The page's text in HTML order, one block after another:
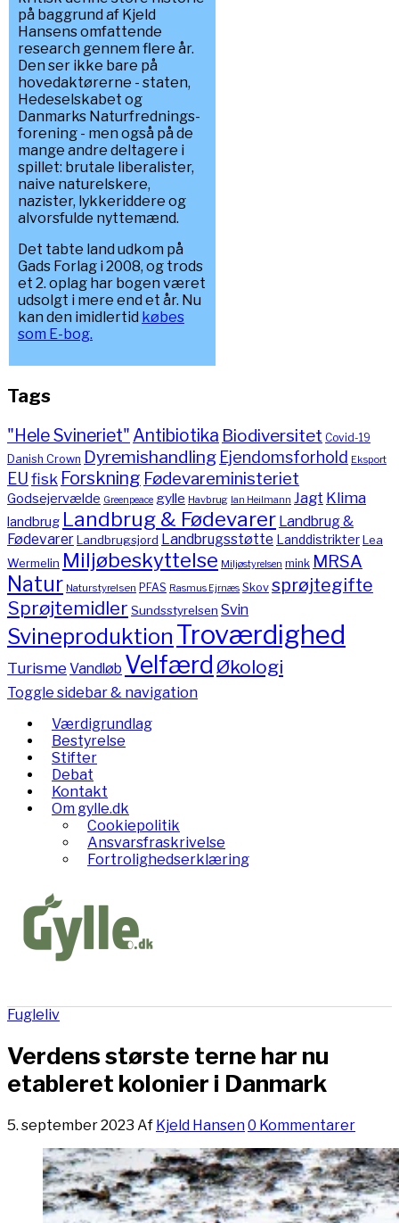
på baggrund af Kjeld
Hansens omfattende
research gennem flere år.
Den ser ikke bare på
hovedaktørerne - staten,
Hedeselskabet og
Danmarks Naturfrednings-
forening - men også på de
mange andre deltagere i
spillet: brutale liberalister,
naive naturelskere,
nazister, lykkeriddere og
alvorsfulde nyttemænd.
Det tabte land udkom på
Gads Forlag i 2008, og trods
et 2. oplag har bogen været
udsolgt i mere end et år. Nu
kan den imidlertid købes
som E-bog.
Tags
"Hele Svineriet" Antibiotika Biodiversitet Covid-19
Danish Crown Dyremishandling Ejendomsforhold Eksport
EUfisk Forskning Fødevareministeriet
Godsejervælde Greenpeace gylle Havbrug Ian Heilmann Jagt Klima
landbrug Landbrug & Fødevarer Landbrug &
FødevarerLandbrugsjord Landbrugsstøtte LanddistrikterLea
Wermelin Miljøbeskyttelse Miljøstyrelsen mink MRSA
Natur Naturstyrelsen PFAS Rasmus Ejrnæs Skov sprøjtegifte
Sprøjtemidler Sundsstyrelsen Svin
Svineproduktion Troværdighed
TurismeVandløb Velfærd Økologi
Toggle sidebar & navigation
Værdigrundlag
Bestyrelse
Stifter
Debat
Kontakt
Om gylle.dk
Cookiepolitik
Ansvarsfraskrivelse
Fortrolighedserklæring
Fugleliv
Verdens største terne har nu
etableret kolonier i Danmark
5. september 2023 Af Kjeld Hansen0 Kommentarer